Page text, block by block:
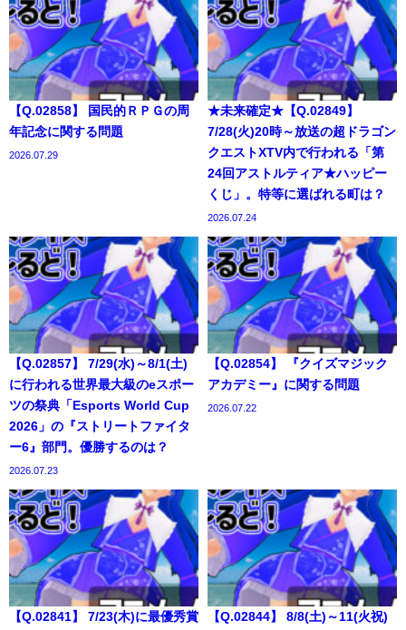
【Q.02858】 国民的ＲＰＧの周
年記念に関する問題
2026.07.29
★未来確定★【Q.02849】
7/28(火)20時～放送の超ドラゴン
クエストXTV内で行われる「第
24回アストルティア★ハッピー
くじ」。特等に選ばれる町は？
2026.07.24
【Q.02857】 7/29(水)～8/1(土)
に行われる世界最大級のeスポー
ツの祭典「Esports World Cup
2026」の『ストリートファイタ
ー6』部門。優勝するのは？
2026.07.23
【Q.02854】 『クイズマジック
アカデミー』に関する問題
2026.07.22
【Q.02841】 7/23(木)に最優秀賞
【Q.02844】 8/8(土)～11(火祝)